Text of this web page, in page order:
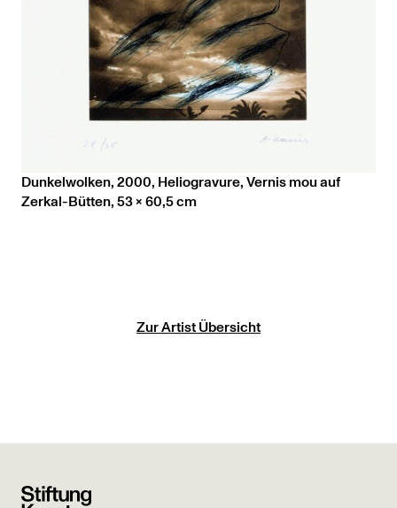
Dunkelwolken, 2000, Heliogravure, Vernis mou auf
Zerkal-Bütten, 53 x 60,5 cm
Zur Artist Übersicht